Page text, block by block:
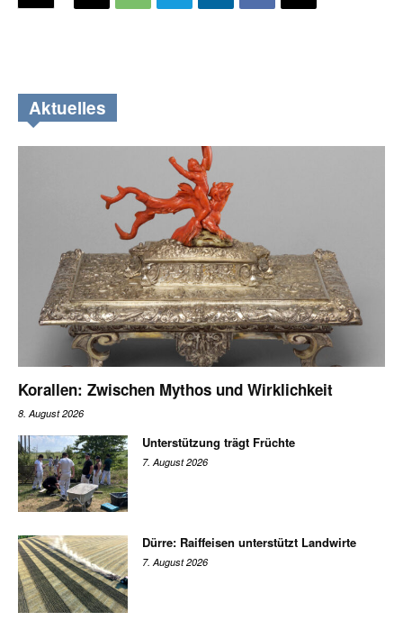
Aktuelles
Korallen: Zwischen Mythos und Wirklichkeit
8. August 2026
Unterstützung trägt Früchte
7. August 2026
Dürre: Raiffeisen unterstützt Landwirte
7. August 2026